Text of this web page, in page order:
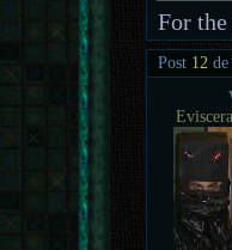
For
Post 12 de